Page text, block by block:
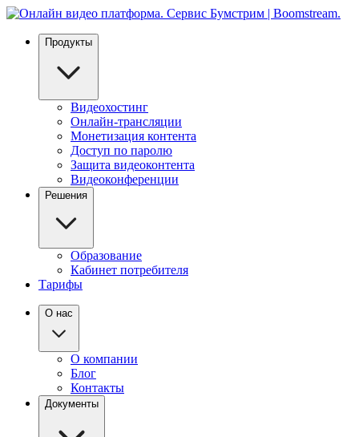
Продукты
Видеохостинг
Онлайн-трансляции
Монетизация контента
Доступ по паролю
Защита видеоконтента
Видеоконференции
Решения
Образование
Кабинет потребителя
Тарифы
О нас
О компании
Блог
Контакты
Документы